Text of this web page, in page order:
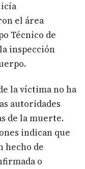
el área
Técnico de
inspección
la víctima no ha
autoridades
de la muerte.
indican que
hecho de
o